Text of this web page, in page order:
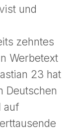
und
zehntes
Werbetext
23 hat
Deutschen
auf